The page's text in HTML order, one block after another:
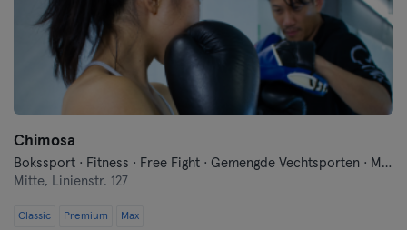
Chimosa
Bokssport · Fitness · Free Fight · Gemengde Vechtsporten · Moderne Zelfverdediging · Qi Gong en Tai Chi · Traditionele Aziatische Vechtsporten
Mitte, Linienstr. 127
Classic Premium Max